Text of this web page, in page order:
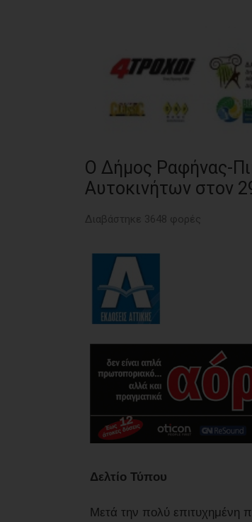
Ο Δήμος Ραφήνας-
Αυτοκινήτων στον
Διαβάστηκε 3648 φορές
Δελτίο Τύπου
Μετά την πολύ επιτυχημένη